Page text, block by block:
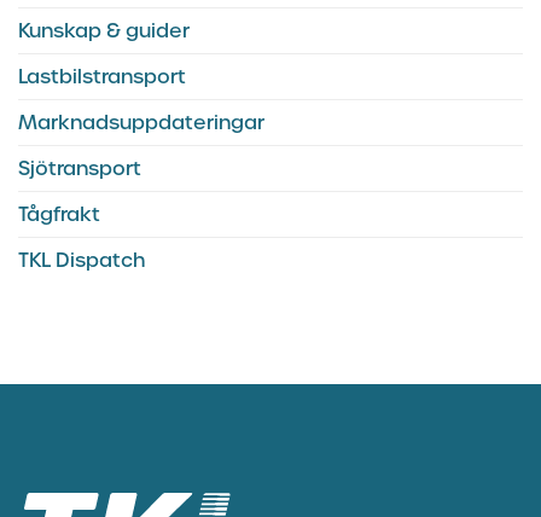
Kunskap & guider
Lastbilstransport
Marknadsuppdateringar
Sjötransport
Tågfrakt
TKL Dispatch